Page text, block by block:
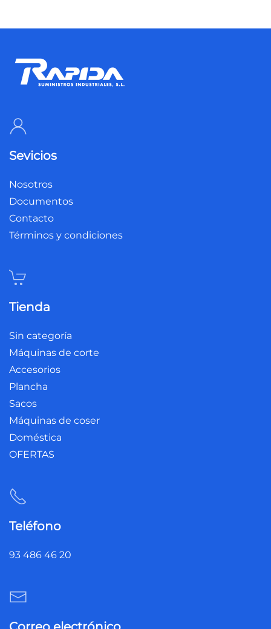
Sevicios
Nosotros
Documentos
Contacto
Términos y condiciones
Tienda
Sin categoría
Máquinas de corte
Accesorios
Plancha
Sacos
Máquinas de coser
Doméstica
OFERTAS
Teléfono
93 486 46 20